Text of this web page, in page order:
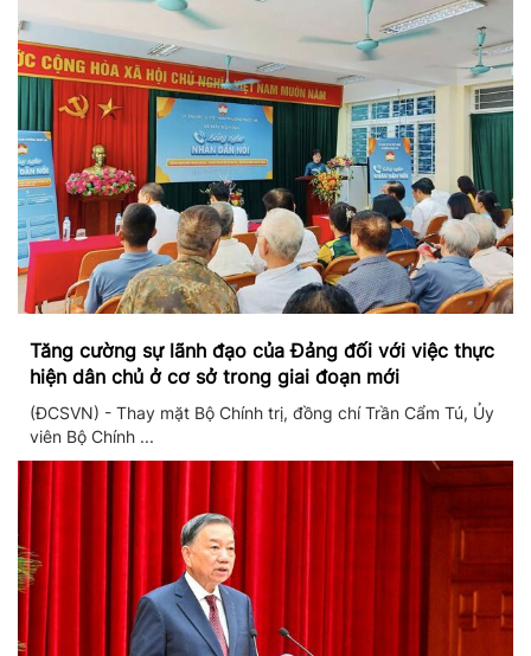
Tăng cường sự lãnh đạo của Đảng đối với việc thực
hiện dân chủ ở cơ sở trong giai đoạn mới
(ĐCSVN) - Thay mặt Bộ Chính trị, đồng chí Trần Cẩm Tú, Ủy
viên Bộ Chính ...